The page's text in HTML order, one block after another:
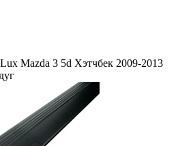
Mazda 3 5d Хэтчбек 2009-2013